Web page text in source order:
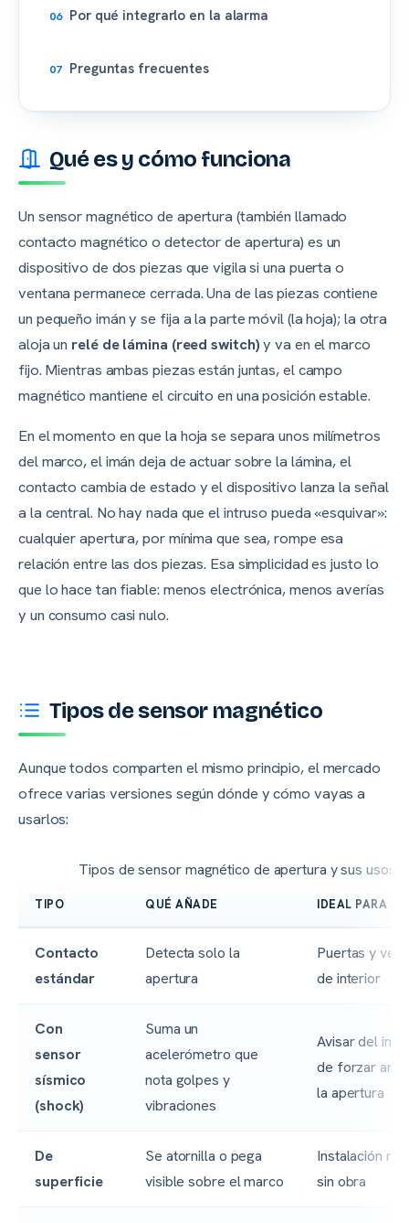
Por qué integrarlo en la alarma
Preguntas frecuentes
Qué es y cómo funciona
Un sensor magnético de apertura (también llamado
contacto magnético o detector de apertura) es un
dispositivo de dos piezas que vigila si una puerta o
ventana permanece cerrada. Una de las piezas contiene
un pequeño imán y se fija a la parte móvil (la hoja); la otra
aloja un relé de lámina (reed switch)y va en el marco
fijo. Mientras ambas piezas están juntas, el campo
magnético mantiene el circuito en una posición estable.
En el momento en que la hoja se separa unos milímetros
del marco, el imán deja de actuar sobre la lámina, el
contacto cambia de estado y el dispositivo lanza la señal
a la central. No hay nada que el intruso pueda «esquivar»:
cualquier apertura, por mínima que sea, rompe esa
relación entre las dos piezas. Esa simplicidad es justo lo
que lo hace tan fiable: menos electrónica, menos averías
y un consumo casi nulo.
Tipos de sensor magnético
Aunque todos comparten el mismo principio, el mercado
ofrece varias versiones según dónde y cómo vayas a
usarlos:
Tipos de sensor magnético de apertura y sus usos
TIPO QUÉ AÑADE IDEAL PARA
Contacto
estándar
Detecta solo la
apertura
Puertas y
de interior
Con
sensor
sísmico
(shock)
Suma un
acelerómetro que
nota golpes y
vibraciones
Avisar del
de forzar
la apertura
De
superficie
Se atornilla o pega
visible sobre el marco
Instalación
sin obra